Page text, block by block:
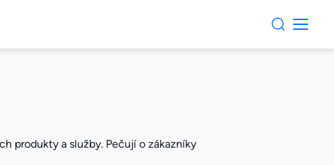
produkty a služby. Pečují o zákazníky